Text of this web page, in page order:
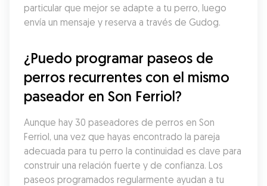
particular que mejor se adapte a tu perro, luego
envía un mensaje y reserva a través de Gudog.
¿Puedo programar paseos de
perros recurrentes con el mismo
paseador en Son Ferriol?
Aunque hay 30 paseadores de perros en Son
Ferriol, una vez que hayas encontrado la pareja
adecuada para tu perro la continuidad es clave para
construir una relación fuerte y de confianza. Los
paseos programados regularmente ayudan a tu